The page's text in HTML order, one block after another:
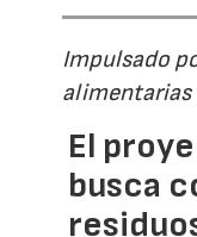
Impulsado
alimentarias
El
busca